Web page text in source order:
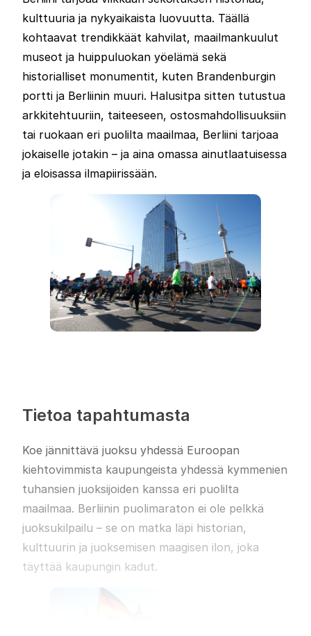
kulttuuria ja nykyaikaista luovuutta. Täällä
kohtaavat trendikkäät kahvilat, maailmankuulut
museot ja huippuluokan yöelämä sekä
historialliset monumentit, kuten Brandenburgin
portti ja Berliinin muuri. Halusitpa sitten tutustua
arkkitehtuuriin, taiteeseen, ostosmahdollisuuksiin
tai ruokaan eri puolilta maailmaa, Berliini tarjoaa
jokaiselle jotakin – ja aina omassa ainutlaatuisessa
ja eloisassa ilmapiirissään.
Tietoa tapahtumasta
Koe jännittävä juoksu yhdessä Euroopan
kiehtovimmista kaupungeista yhdessä kymmenien
tuhansien juoksijoiden kanssa eri puolilta
maailmaa. Berliinin puolimaraton ei ole pelkkä
juoksukilpailu – se on matka läpi historian,
kulttuurin ja juoksemisen maagisen ilon, joka
täyttää kaupungin kadut.